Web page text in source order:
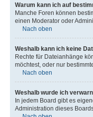
Warum kann ich auf
Manche Foren können
einen Moderator oder
Nach oben
Weshalb kann ich keine
Rechte für Dateianhänge
möchtest, oder nur
Nach oben
Weshalb wurde ich
In jedem Board gibt es
Administration dieses